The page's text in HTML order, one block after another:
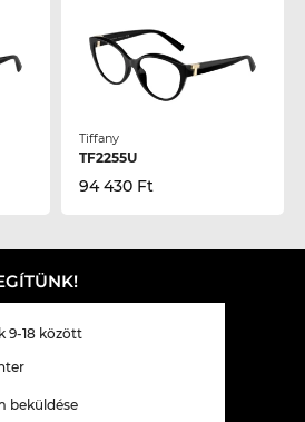
Tiffany
TF2255U
94 430 Ft
9-18 között
beküldése